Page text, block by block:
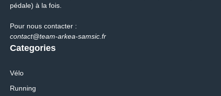
pédale) à la fois.
Pour nous contacter :
contact@team-arkea-samsic.fr
Categories
Vélo
Running